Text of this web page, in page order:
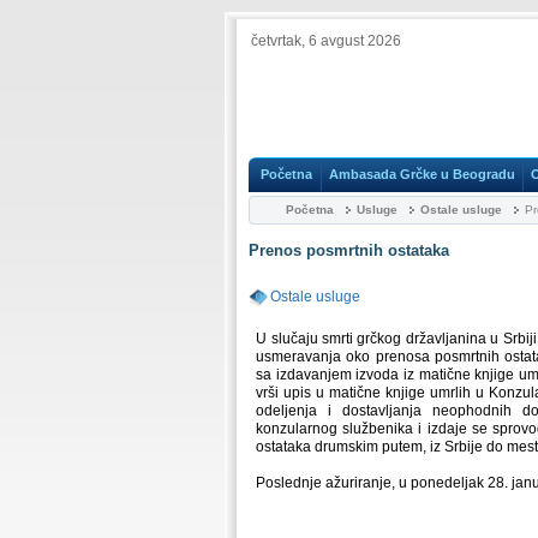
četvrtak, 6 avgust 2026
Početna Ambasada Grčke u Beogradu
Početna Usluge Ostale usluge
Prenos posmrtnih ostataka
Ostale usluge
U slučaju smrti grčkog državljanina u
usmeravanja oko prenosa posmrtnih
sa izdavanjem izvoda iz matične knjige
vrši upis u matične knjige umrlih u
odeljenja i dostavljanja neophodnih
konzularnog službenika i izdaje se
ostataka drumskim putem, iz Srbije do
Poslednje ažuriranje, u ponedeljak 28.